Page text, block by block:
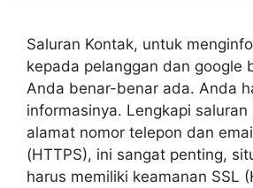
Saluran Kontak, untuk
kepada pelanggan dan google
Anda benar-benar ada. Anda
informasinya. Lengkapi
alamat nomor telepon dan
(HTTPS), ini sangat penting,
harus memiliki keamanan SSL